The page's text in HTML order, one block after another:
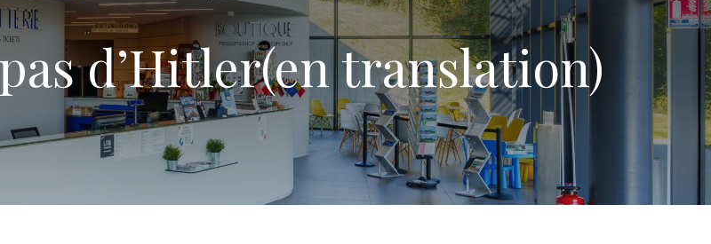
d’Hitler(en translation)